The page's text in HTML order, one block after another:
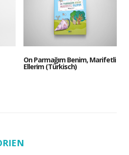
On Parmağım Benim, Marifetli
Ellerim (Türkisch)